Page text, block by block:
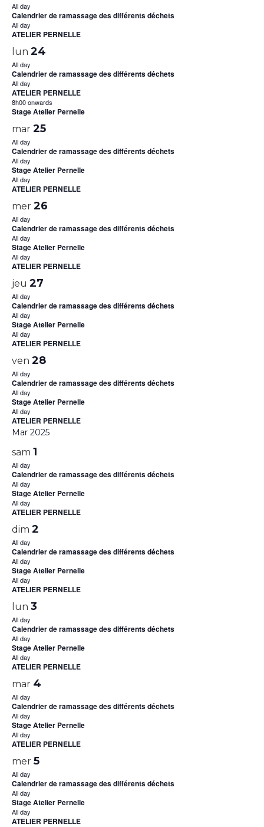
All day
Calendrier de ramassage des différents déchets
All day
ATELIER PERNELLE
lun 24
All day
Calendrier de ramassage des différents déchets
All day
ATELIER PERNELLE
8h00 onwards
Stage Atelier Pernelle
mar 25
All day
Calendrier de ramassage des différents déchets
All day
Stage Atelier Pernelle
All day
ATELIER PERNELLE
mer 26
All day
Calendrier de ramassage des différents déchets
All day
Stage Atelier Pernelle
All day
ATELIER PERNELLE
jeu 27
All day
Calendrier de ramassage des différents déchets
All day
Stage Atelier Pernelle
All day
ATELIER PERNELLE
ven 28
All day
Calendrier de ramassage des différents déchets
All day
Stage Atelier Pernelle
All day
ATELIER PERNELLE
Mar 2025
sam 1
All day
Calendrier de ramassage des différents déchets
All day
Stage Atelier Pernelle
All day
ATELIER PERNELLE
dim 2
All day
Calendrier de ramassage des différents déchets
All day
Stage Atelier Pernelle
All day
ATELIER PERNELLE
lun 3
All day
Calendrier de ramassage des différents déchets
All day
Stage Atelier Pernelle
All day
ATELIER PERNELLE
mar 4
All day
Calendrier de ramassage des différents déchets
All day
Stage Atelier Pernelle
All day
ATELIER PERNELLE
mer 5
All day
Calendrier de ramassage des différents déchets
All day
Stage Atelier Pernelle
All day
ATELIER PERNELLE